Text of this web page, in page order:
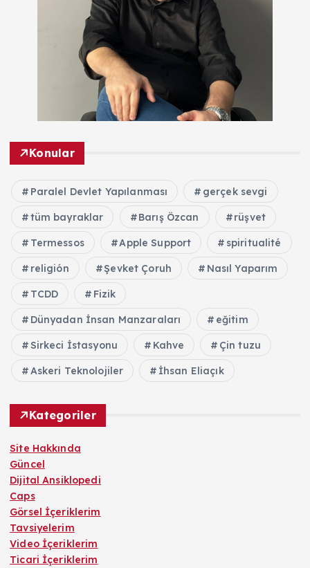
Konular
Paralel Devlet Yapılanması gerçek sevgi
tüm bayraklar Barış Özcan rüşvet
Termessos Apple Support spiritualité
religión Şevket Çoruh Nasıl Yaparım
TCDD Fizik
Dünyadan İnsan Manzaraları eğitim
Sirkeci İstasyonu Kahve Çin tuzu
Askeri Teknolojiler İhsan Eliaçık
Kategoriler
Site Hakkında
Güncel
Dijital Ansiklopedi
Caps
Görsel İçeriklerim
Tavsiyelerim
Video İçeriklerim
Ticari İçeriklerim